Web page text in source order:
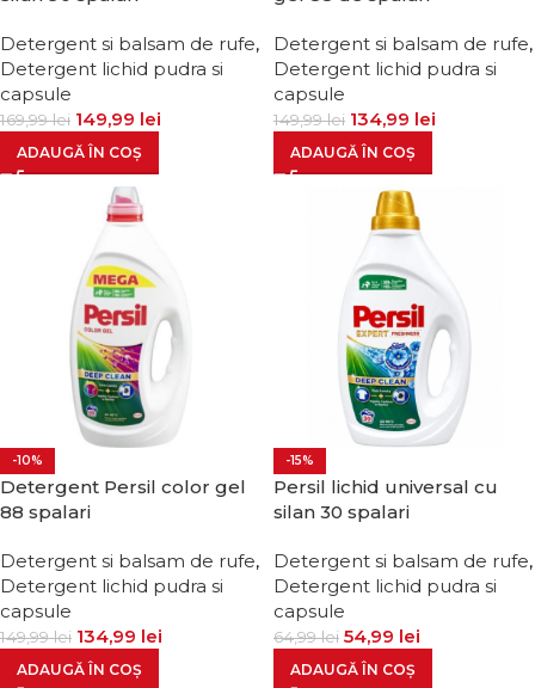
Detergent si balsam de rufe,
Detergent lichid pudra si
capsule
169,99lei 149,99 lei
ADAUGĂ ÎN COȘ
Detergent si balsam de rufe,
Detergent lichid pudra si
capsule
149,99lei 134,99 lei
ADAUGĂ ÎN COȘ
-10%
Detergent Persil color gel
88 spalari
Detergent si balsam de rufe,
Detergent lichid pudra si
capsule
149,99lei 134,99 lei
ADAUGĂ ÎN COȘ
-15%
Persil lichid universal cu
silan 30 spalari
Detergent si balsam de rufe,
Detergent lichid pudra si
capsule
64,99lei 54,99 lei
ADAUGĂ ÎN COȘ